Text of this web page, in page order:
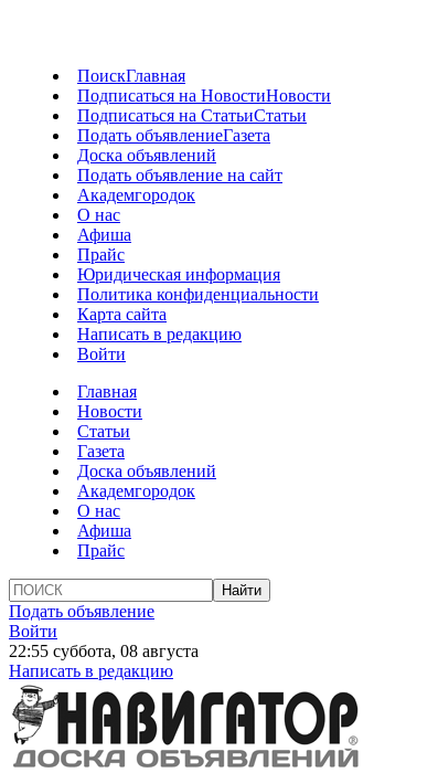
ПоискГлавная
Подписаться на НовостиНовости
Подписаться на СтатьиСтатьи
Подать объявлениеГазета
Доска объявлений
Подать объявление на сайт
Академгородок
О нас
Афиша
Прайс
Юридическая информация
Политика конфиденциальности
Карта сайта
Написать в редакцию
Войти
Главная
Новости
Статьи
Газета
Доска объявлений
Академгородок
О нас
Афиша
Прайс
Подать объявление
Войти
22:55 суббота, 08 августа
Написать в редакцию